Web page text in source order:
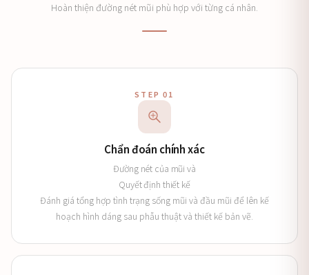
Hoàn thiện đường nét mũi phù hợp với từng cá nhân.
STEP 01
Chẩn đoán chính xác
Đường nét của mũi và
Quyết định thiết kế
Đánh giá tổng hợp tình trạng sống mũi và đầu mũi để lên kế
hoạch hình dáng sau phẫu thuật và thiết kế bản vẽ.